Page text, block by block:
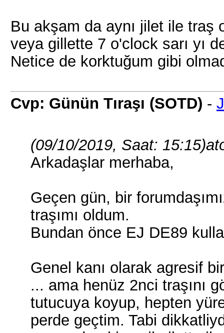
Bu akşam da aynı jilet ile traş
veya gillette 7 o'clock sarı yı
Netice de korktuğum gibi
Cvp: Günün Tıraşı (SOTD) -
(09/10/2019, Saat: 15:15)
Arkadaşlar merhaba,
Geçen gün, bir
traşımı oldum.
Bundan önce EJ DE89
Genel kanı olarak agresif
... ama henüz 2nci traşını
tutucuya koyup, hepten
perde geçtim. Tabi